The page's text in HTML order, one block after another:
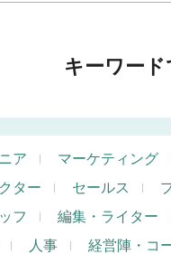
キーワード
ア マーケティング
ター
セールス
フ
編集・ライター
人事 経営陣・コ